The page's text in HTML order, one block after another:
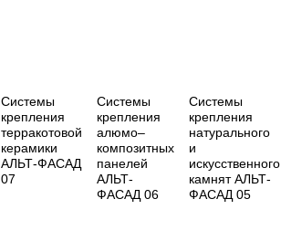
Системы
крепления
терракотовой
керамики
АЛЬТ-ФАСАД
07
Cистемы
крепления
алюмо–
композитных
панелей
АЛЬТ-
ФАСАД 06
Системы
крепления
натурального
и
искусственного
камнят АЛЬТ-
ФАСАД 05